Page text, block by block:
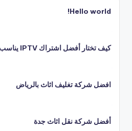
Hello world!
كيف تختار أفضل اشتراك IPTV يناسب احتياجاتك؟
افضل شركة تغليف اثاث بالرياض
أفضل شركة نقل اثاث جدة